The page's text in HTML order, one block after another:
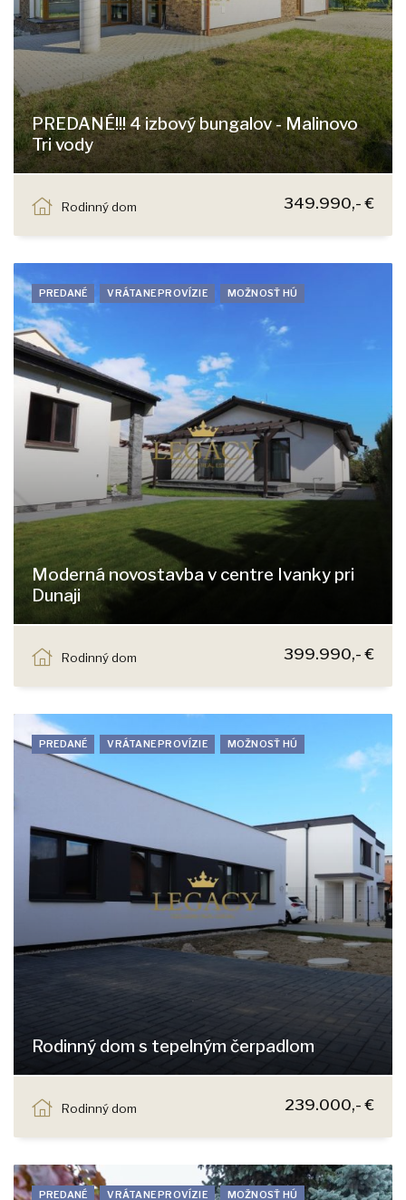
PREDANÉ!!! 4 izbový bungalov - Malinovo
Tri vody
Rodinný dom
349.990,- €
PREDANÉ VRÁTANE PROVÍZIE MOŽNOSŤ HÚ
Moderná novostavba v centre Ivanky pri
Dunaji
Rodinný dom
399.990,- €
PREDANÉ VRÁTANE PROVÍZIE MOŽNOSŤ HÚ
Rodinný dom s tepelným čerpadlom
Rodinný dom
239.000,- €
PREDANÉ VRÁTANE PROVÍZIE MOŽNOSŤ HÚ